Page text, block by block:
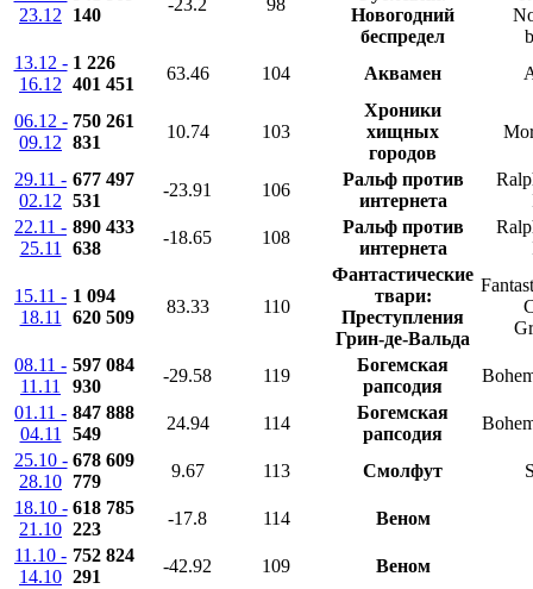
23.12
140
-23.2 98
Новогодний
беспредел
13.12 -
16.12
1 226
401 451
63.46 104 Аквамен
06.12 -
09.12
750 261
831
10.74 103
Хроники
хищных
городов
29.11 -
02.12
677 497
531
-23.91 106
Ральф против
интернета
22.11 -
25.11
890 433
638
-18.65 108
Ральф против
интернета
15.11 -
18.11
1 094
620 509
83.33 110
Фантастические
твари:
Преступления
Грин-де-Вальда
08.11 -
11.11
597 084
930
-29.58 119
Богемская
рапсодия
01.11 -
04.11
847 888
549
24.94 114
Богемская
рапсодия
25.10 -
28.10
678 609
779
9.67 113 Смолфут
18.10 -
21.10
618 785
223
-17.8 114
Веном
11.10 -
14.10
752 824
291
-42.92 109
Веном